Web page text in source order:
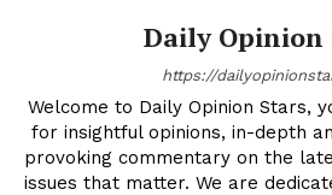
Daily Opinion
https://
Welcome to Daily Opinion Stars,
for insightful opinions, in-depth
provoking commentary on the
issues that matter. We are